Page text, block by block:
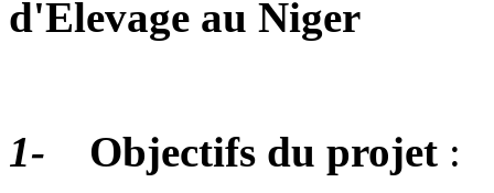
d'Elevage au Niger
1- Objectifs du projet :